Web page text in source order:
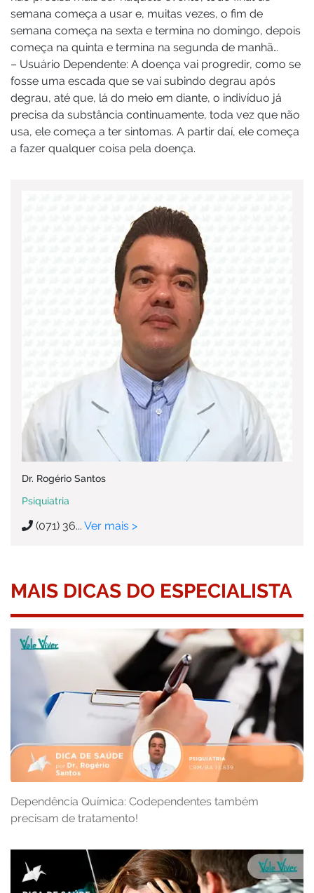
semana começa a usar e, muitas vezes, o fim de
semana começa na sexta e termina no domingo, depois
começa na quinta e termina na segunda de manhã…
– Usuário Dependente: A doença vai progredir, como se
fosse uma escada que se vai subindo degrau após
degrau, até que, lá do meio em diante, o indivíduo já
precisa da substância continuamente, toda vez que não
usa, ele começa a ter sintomas. A partir daí, ele começa
a fazer qualquer coisa pela doença.
Dr. Rogério Santos
Psiquiatria
(071) 36... Ver mais >
MAIS DICAS DO ESPECIALISTA
Dependência Química: Codependentes também
precisam de tratamento!